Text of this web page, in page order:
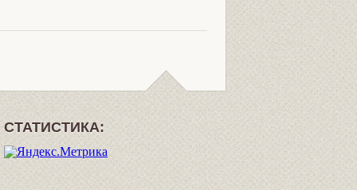
СТАТИСТИКА: